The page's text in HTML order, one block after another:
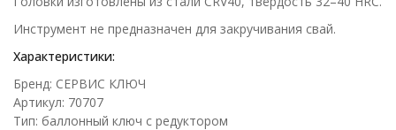
Инструмент не предназначен для закручивания свай.
Характеристики:
Бренд: СЕРВИС КЛЮЧ
Артикул: 70707
Тип: баллонный ключ с редуктором